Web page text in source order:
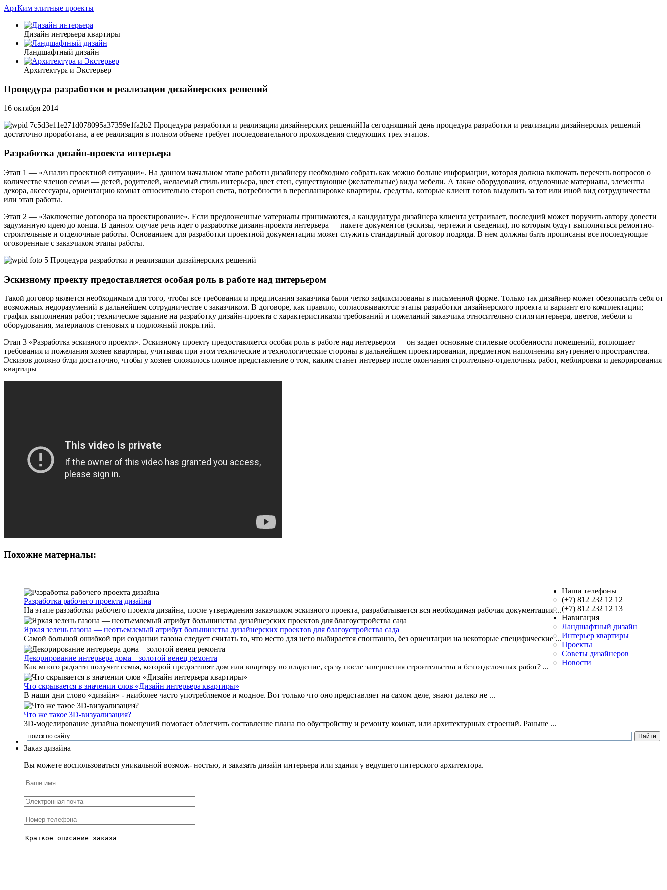
АртКим элитные проекты
Дизайн интерьера квартиры
Ландшафтный дизайн
Архитектура и Экстерьер
Процедура разработки и реализации дизайнерских решений
16 октября 2014
На сегодняшний день процедура разработки и реализации дизайнерских решений
достаточно проработана, а ее реализация в полном объеме требует последовательного прохождения следующих трех этапов.
Разработка дизайн-проекта интерьера
Этап 1 — «Анализ проектной ситуации». На данном начальном этапе работы дизайнеру необходимо собрать как можно больше информации, которая должна включать перечень вопросов о
количестве членов семьи — детей, родителей, желаемый стиль интерьера, цвет стен, существующие (желательные) виды мебели. А также оборудования, отделочные материалы, элементы
декора, аксессуары, ориентацию комнат относительно сторон света, потребности в перепланировке квартиры, средства, которые клиент готов выделить за тот или иной вид сотрудничества
или этап работы.
Этап 2 — «Заключение договора на проектирование». Если предложенные материалы принимаются, а кандидатура дизайнера клиента устраивает, последний может поручить автору довести
задуманную идею до конца. В данном случае речь идет о разработке дизайн-проекта интерьера — пакете документов (эскизы, чертежи и сведения), по которым будут выполняться ремонтно-
строительные и отделочные работы. Основанием для разработки проектной документации может служить стандартный договор подряда. В нем должны быть прописаны все последующие
оговоренные с заказчиком этапы работы.
Эскизному проекту предоставляется особая роль в работе над интерьером
Такой договор является необходимым для того, чтобы все требования и предписания заказчика были четко зафиксированы в письменной форме. Только так дизайнер может обезопасить себя от
возможных недоразумений в дальнейшем сотрудничестве с заказчиком. В договоре, как правило, согласовываются: этапы разработки дизайнерского проекта и вариант его комплектации;
график выполнения работ; техническое задание на разработку дизайн-проекта с характеристиками требований и пожеланий заказчика относительно стиля интерьера, цветов, мебели и
оборудования, материалов стеновых и подложный покрытий.
Этап 3 «Разработка эскизного проекта». Эскизному проекту предоставляется особая роль в работе над интерьером — он задает основные стилевые особенности помещений, воплощает
требования и пожелания хозяев квартиры, учитывая при этом технические и технологические стороны в дальнейшем проектировании, предметном наполнении внутреннего пространства.
Эскизов должно буди достаточно, чтобы у хозяев сложилось полное представление о том, каким станет интерьер после окончания строительно-отделочных работ, меблировки и декорирования
квартиры.
Похожие материалы:
Разработка рабочего проекта дизайна
На этапе разработки рабочего проекта дизайна, после утверждения заказчиком эскизного проекта, разрабатывается вся необходимая рабочая документация ...
Яркая зелень газона — неотъемлемый атрибут большинства дизайнерских проектов для благоустройства сада
Самой большой ошибкой при создании газона следует считать то, что место для него выбирается спонтанно, без ориентации на некоторые специфические ...
Декорирование интерьера дома – золотой венец ремонта
Как много радости получит семья, которой предоставят дом или квартиру во владение, сразу после завершения строительства и без отделочных работ? ...
Что скрывается в значении слов «Дизайн интерьера квартиры»
В наши дни слово «дизайн» - наиболее часто употребляемое и модное. Вот только что оно представляет на самом деле, знают далеко не ...
Что же такое 3D-визуализация?
3D-моделирование дизайна помещений помогает облегчить составление плана по обустройству и ремонту комнат, или архитектурных строений. Раньше ...
Наши телефоны
(+7) 812 232 12 12
(+7) 812 232 12 13
Навигация
Ландшафтный дизайн
Интерьер квартиры
Проекты
Советы дизайнеров
Новости
Заказ дизайна
Вы можете воспользоваться уникальной возмож- ностью, и заказать дизайн интерьера или здания у ведущего питерского архитектора.